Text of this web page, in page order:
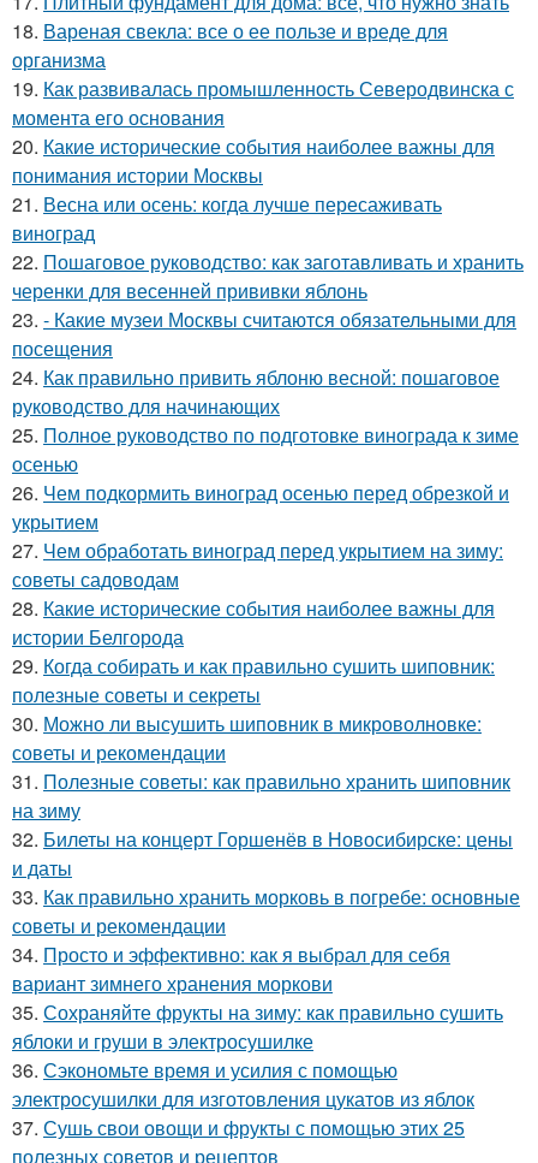
18. Вареная свекла: все о ее пользе и вреде для
организма
19. Как развивалась промышленность Северодвинска с
момента его основания
20. Какие исторические события наиболее важны для
понимания истории Москвы
21. Весна или осень: когда лучше пересаживать
виноград
22. Пошаговое руководство: как заготавливать и хранить
черенки для весенней прививки яблонь
23. - Какие музеи Москвы считаются обязательными для
посещения
24. Как правильно привить яблоню весной: пошаговое
руководство для начинающих
25. Полное руководство по подготовке винограда к зиме
осенью
26. Чем подкормить виноград осенью перед обрезкой и
укрытием
27. Чем обработать виноград перед укрытием на зиму:
советы садоводам
28. Какие исторические события наиболее важны для
истории Белгорода
29. Когда собирать и как правильно сушить шиповник:
полезные советы и секреты
30. Можно ли высушить шиповник в микроволновке:
советы и рекомендации
31. Полезные советы: как правильно хранить шиповник
на зиму
32. Билеты на концерт Горшенёв в Новосибирске: цены
и даты
33. Как правильно хранить морковь в погребе: основные
советы и рекомендации
34. Просто и эффективно: как я выбрал для себя
вариант зимнего хранения моркови
35. Сохраняйте фрукты на зиму: как правильно сушить
яблоки и груши в электросушилке
36. Сэкономьте время и усилия с помощью
электросушилки для изготовления цукатов из яблок
37. Сушь свои овощи и фрукты с помощью этих 25
полезных советов и рецептов